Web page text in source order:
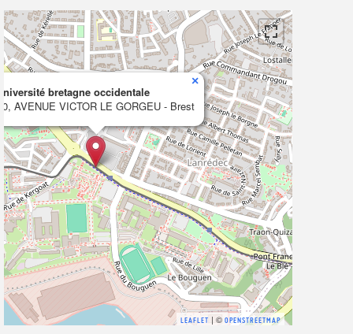
bretagne occidentale
AVENUE VICTOR LE GORGEU - Brest
×
LEAFLET | ©OPENSTREETMAP